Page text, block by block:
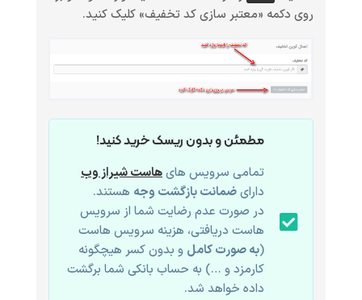
روی دکمه «معتبر سازی کد تخفیف» کلیک کنید.
مطمئن و بدون ریسک خرید کنید!
تمامی سرویس هایهاست شیراز وب
دارایضمانت بازگشت وجه هستند.
در صورت عدم رضایت شما از سرویس
هاست دریافتی، هزینه سرویس هاست
(به صورت کامل و بدون کسر هیچگونه
کارمزد و …) به حساب بانکی شما برگشت
داده خواهد شد.